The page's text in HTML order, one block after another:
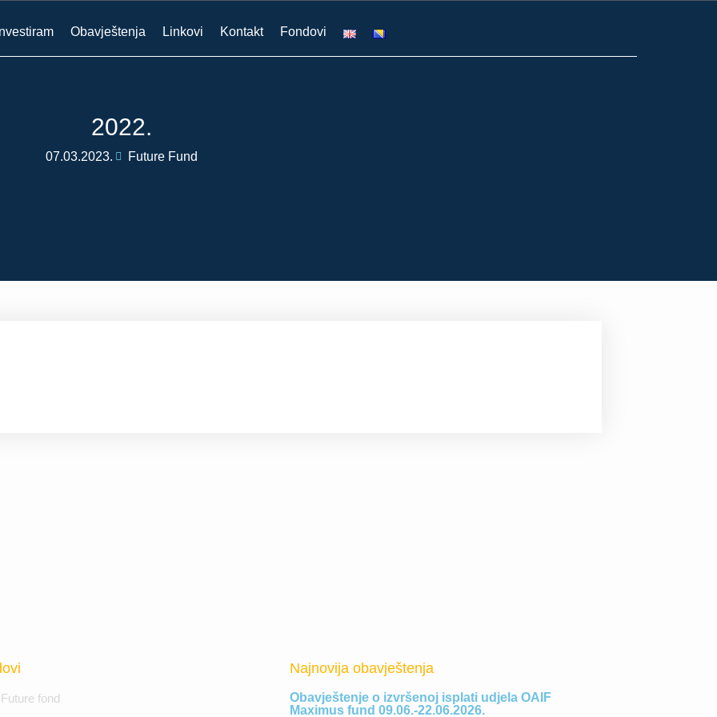
Obavještenja Linkovi Kontakt Fondovi
2022.
07.03.2023. Future Fund
fond
Najnovija obavještenja
Obavještenje o izvršenoj isplati udjela OAIF
Maximus fund 09.06.-22.06.2026.